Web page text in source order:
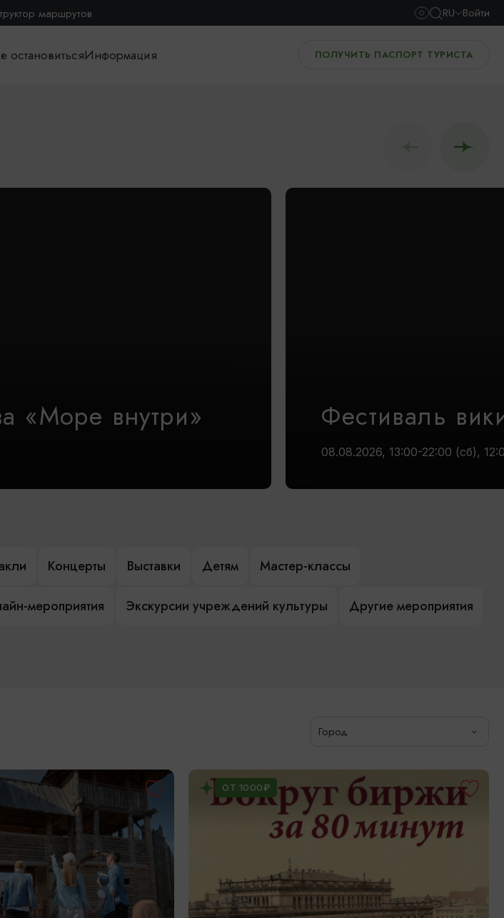
маршрутов RU Войти
остановитьсяИнформация ПОЛУЧИТЬ ПАСПОРТ ТУРИСТА
«Море внутри» Фестиваль
08.08.2026, 13:00-22:00 (сб),
Концерты Выставки Детям Мастер-классы
мероприятия Экскурсии учреждений культуры Другие мероприятия
Город
ОТ 1000₽